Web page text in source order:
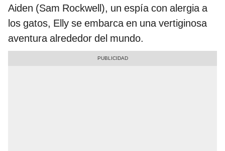
Aiden (Sam Rockwell), un espía con alergia a
los gatos, Elly se embarca en una vertiginosa
aventura alrededor del mundo.